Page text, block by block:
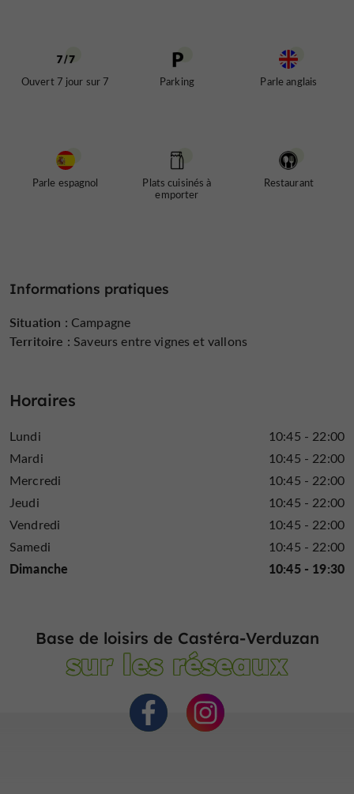
Ouvert 7 jour sur 7 Parking Parle anglais
Parle espagnol
Plats cuisinés à
emporter
Restaurant
Informations pratiques
Situation : Campagne
Territoire : Saveurs entre vignes et vallons
Horaires
Lundi
10:45 - 22:00
Mardi
10:45 - 22:00
Mercredi
10:45 - 22:00
Jeudi
10:45 - 22:00
Vendredi
10:45 - 22:00
Samedi
10:45 - 22:00
Dimanche 10:45 - 19:30
Base de loisirs de Castéra-Verduzan
sur les réseaux